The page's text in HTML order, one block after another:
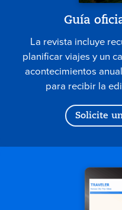
Guía
La revista incluye
planificar viajes y un
acontecimientos
para recibir la
Solicite